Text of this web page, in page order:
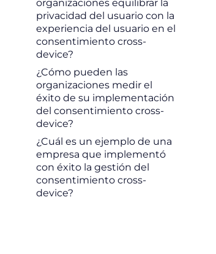
organizaciones equilibrar la
privacidad del usuario con la
experiencia del usuario en el
consentimiento cross-
device?
¿Cómo pueden las
organizaciones medir el
éxito de su implementación
del consentimiento cross-
device?
¿Cuál es un ejemplo de una
empresa que implementó
con éxito la gestión del
consentimiento cross-
device?